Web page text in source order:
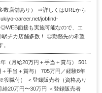
数店舗あり） ⇒詳しくはURLから
career.net/jobfind-
面接も実施可能なので、エ
チカ店舗多数！ ◎勤務先の希望
（⽉給20万円＋⼿当＋賞与） 501
⼿当＋賞与） 705万円／経験8年
役職付） ＜登録販売者（資格あり
20万円〜30万円 ＜登録販売者